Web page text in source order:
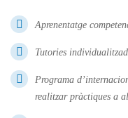
Aprenentatge
Tutories
Programa
realitzar pràctiques a